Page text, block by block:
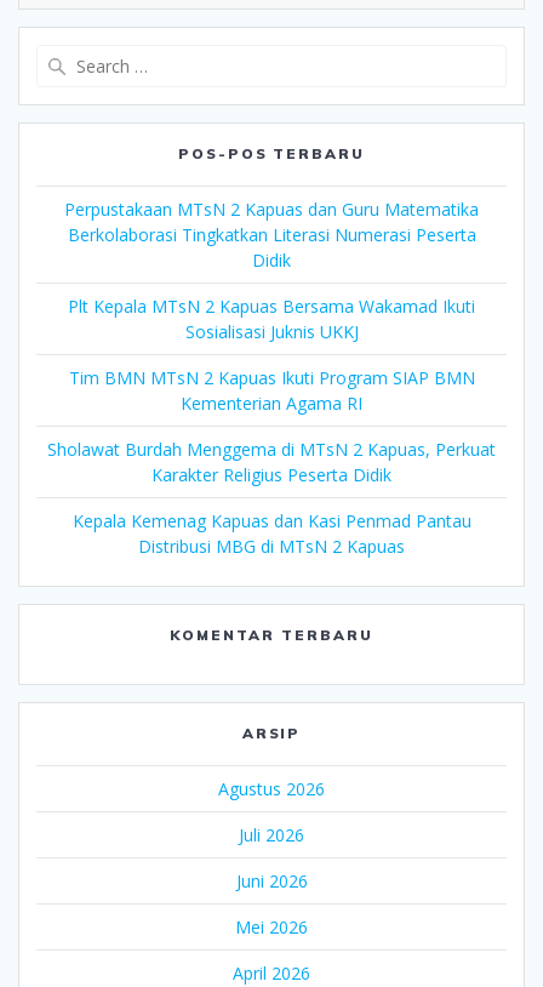
POS-POS TERBARU
Perpustakaan MTsN 2 Kapuas dan Guru Matematika
Berkolaborasi Tingkatkan Literasi Numerasi Peserta
Didik
Plt Kepala MTsN 2 Kapuas Bersama Wakamad Ikuti
Sosialisasi Juknis UKKJ
Tim BMN MTsN 2 Kapuas Ikuti Program SIAP BMN
Kementerian Agama RI
Sholawat Burdah Menggema di MTsN 2 Kapuas, Perkuat
Karakter Religius Peserta Didik
Kepala Kemenag Kapuas dan Kasi Penmad Pantau
Distribusi MBG di MTsN 2 Kapuas
KOMENTAR TERBARU
ARSIP
Agustus 2026
Juli 2026
Juni 2026
Mei 2026
April 2026